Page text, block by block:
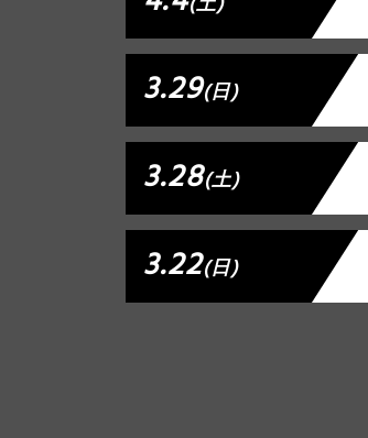
3.29(日)
3.28(土)
3.22(日)